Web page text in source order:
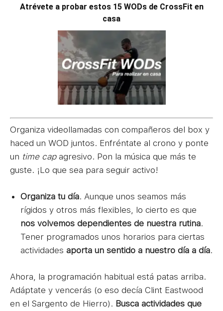
Atrévete a probar estos 15 WODs de CrossFit en
casa
Organiza videollamadas con compañeros del box y
haced un WOD juntos. Enfréntate al crono y ponte
un time capagresivo. Pon la música que más te
guste. ¡Lo que sea para seguir activo!
Organiza tu día. Aunque unos seamos más
rígidos y otros más flexibles, lo cierto es que
nos volvemos dependientes de nuestra rutina.
Tener programados unos horarios para ciertas
actividades aporta un sentido a nuestro día a día.
Ahora, la programación habitual está patas arriba.
Adáptate y vencerás (o eso decía Clint Eastwood
en el Sargento de Hierro). Busca actividades que